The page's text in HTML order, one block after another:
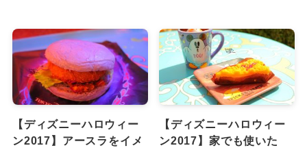
【ディズニーハロウィー
ン2017】アースラをイメ
【ディズニーハロウィー
ン2017】家でも使いた